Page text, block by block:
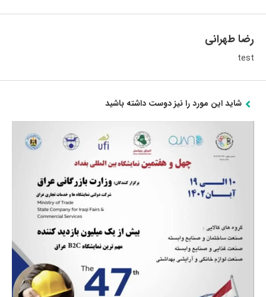
رضا طهرانی
test
شاید این مورد را نیز دوست داشته باشید